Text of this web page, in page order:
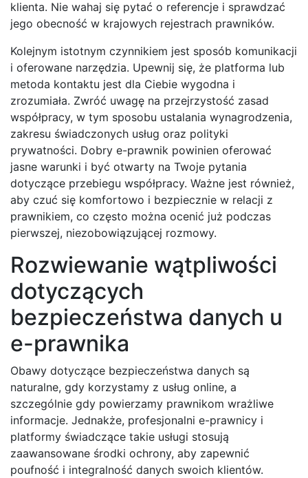
klienta. Nie wahaj się pytać o referencje i sprawdzać
jego obecność w krajowych rejestrach prawników.
Kolejnym istotnym czynnikiem jest sposób komunikacji
i oferowane narzędzia. Upewnij się, że platforma lub
metoda kontaktu jest dla Ciebie wygodna i
zrozumiała. Zwróć uwagę na przejrzystość zasad
współpracy, w tym sposobu ustalania wynagrodzenia,
zakresu świadczonych usług oraz polityki
prywatności. Dobry e-prawnik powinien oferować
jasne warunki i być otwarty na Twoje pytania
dotyczące przebiegu współpracy. Ważne jest również,
aby czuć się komfortowo i bezpiecznie w relacji z
prawnikiem, co często można ocenić już podczas
pierwszej, niezobowiązującej rozmowy.
Rozwiewanie wątpliwości
dotyczących
bezpieczeństwa danych u
e-prawnika
Obawy dotyczące bezpieczeństwa danych są
naturalne, gdy korzystamy z usług online, a
szczególnie gdy powierzamy prawnikom wrażliwe
informacje. Jednakże, profesjonalni e-prawnicy i
platformy świadczące takie usługi stosują
zaawansowane środki ochrony, aby zapewnić
poufność i integralność danych swoich klientów.